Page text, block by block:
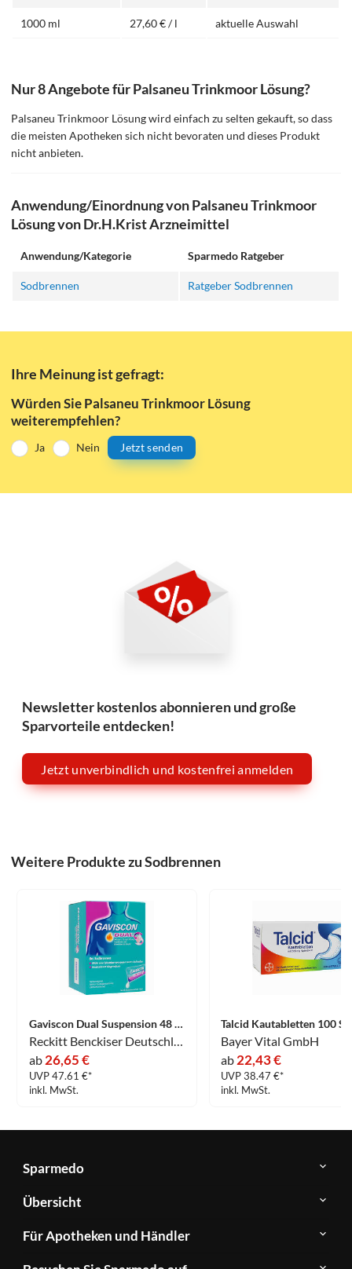
1000 ml 27,60 € / l aktuelle Auswahl
Nur 8 Angebote für Palsaneu Trinkmoor Lösung?
Palsaneu Trinkmoor Lösung wird einfach zu selten gekauft, so dass
die meisten Apotheken sich nicht bevoraten und dieses Produkt
nicht anbieten.
Anwendung/Einordnung von Palsaneu Trinkmoor
Lösung von Dr.H.Krist Arzneimittel
Anwendung/Kategorie Sparmedo Ratgeber
Sodbrennen Ratgeber Sodbrennen
Ihre Meinung ist gefragt:
Würden Sie Palsaneu Trinkmoor Lösung
weiterempfehlen?
Ja Nein Jetzt senden
Newsletter kostenlos abonnieren und große
Sparvorteile entdecken!
Jetzt unverbindlich und kostenfrei anmelden
Weitere Produkte zu Sodbrennen
Gaviscon Dual Suspension 48 x 10 ml
ab 26,65 €
UVP 47.61 €*
inkl. MwSt.
Talcid Kautabletten 100
Bayer Vital GmbH
ab 22,43 €
UVP 38.47 €*
inkl. MwSt.
Sparmedo
Über
Sparmedo
FAQ
Kontakt
Übersicht
Herstellerverzeichnis
Produkte
Für Apotheken und Händler